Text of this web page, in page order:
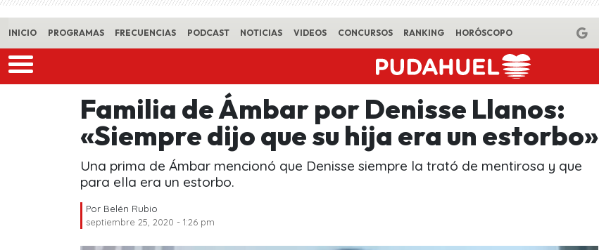
INICIO PROGRAMAS FRECUENCIAS PODCAST NOTICIAS VIDEOS CONCURSOS RANKING HORÓSCOPO
Familia de Ámbar por Denisse Llanos:
«Siempre dijo que su hija era un estorbo»
Una prima de Ámbar mencionó que Denisse siempre la trató de mentirosa y que
para ella era un estorbo.
Por Belén Rubio
septiembre 25, 2020 - 1:26 pm